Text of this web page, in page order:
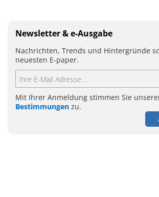
Newsletter & e-Ausgabe
Nachrichten, Trends und Hintergründe
neuesten E-paper.
Mit Ihrer Anmeldung stimmen Sie
Bestimmungen zu.